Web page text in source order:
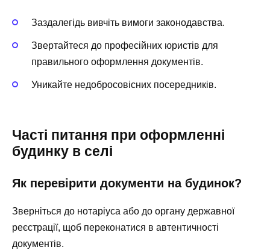
Заздалегідь вивчіть вимоги законодавства.
Звертайтеся до професійних юристів для
правильного оформлення документів.
Уникайте недобросовісних посередників.
Часті питання при оформленні
будинку в селі
Як перевірити документи на будинок?
Зверніться до нотаріуса або до органу державної
реєстрації, щоб переконатися в автентичності
документів.